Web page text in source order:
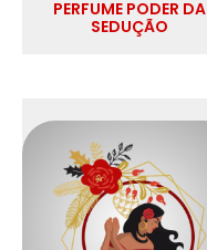
PERFUME PODER DA
SEDUÇÃO